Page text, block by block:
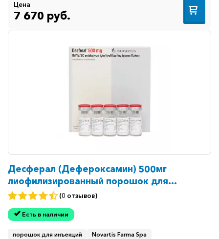
Сосудистые
Тромбозы
Цена
7 670 руб.
Десферал (Дефероксамин) 500мг
лиофилизированный порошок для
инъекций №10(0 отзывов)
Есть в наличии
порошок для инъекций Novartis Farma Spa